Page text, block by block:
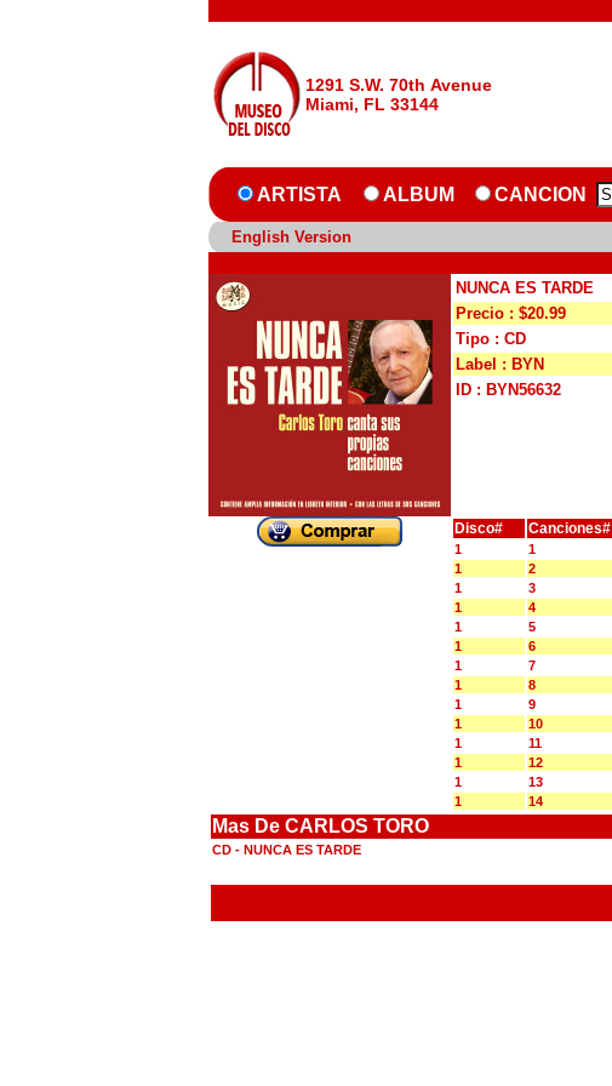
1291 S.W. 70th Avenue
Miami, FL 33144
ARTISTA ALBUM CANCION
English Version
NUNCA ES TARDE
Precio : $20.99
Tipo : CD
Label : BYN
ID : BYN56632
Disco# Canciones#
1 1
1
2
1
3
1
4
1
5
1
6
1
7
1
8
1
9
1
10
1
11
1
12
1
13
1
14
Mas De CARLOS TORO
CD - NUNCA ES TARDE